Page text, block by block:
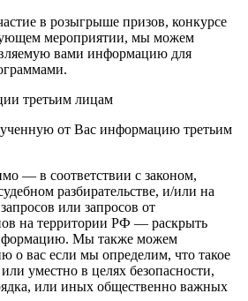
в розыгрыше призов, конкурсе
мероприятии, мы можем
вами информацию для
третьим лицам
от Вас информацию третьим
— в соответствии с законом,
разбирательстве, и/или на
или запросов от
на территории РФ — раскрыть
Мы также можем
о вас если мы определим, что такое
уместно в целях безопасности,
или иных общественно важных